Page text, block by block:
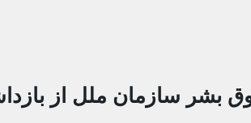
بشر سازمان ملل از